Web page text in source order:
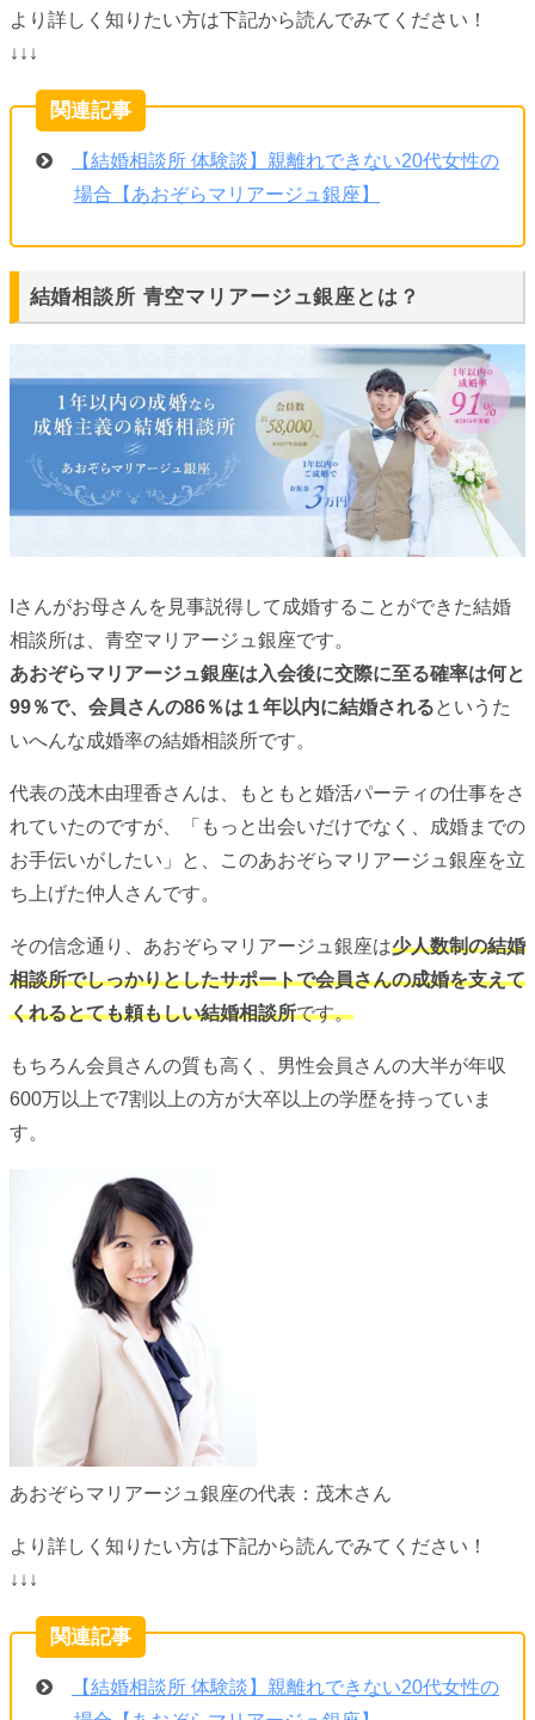
より詳しく知りたい方は下記から読んでみてください！
↓↓↓
【結婚相談所 体験談】親離れできない20代女性の
場合【あおぞらマリアージュ銀座】
結婚相談所 青空マリアージュ銀座とは？
Iさんがお母さんを見事説得して成婚することができた結婚
相談所は、青空マリアージュ銀座です。
あおぞらマリアージュ銀座は入会後に交際に至る確率は何と
99％で、会員さんの86％は１年以内に結婚されるというた
いへんな成婚率の結婚相談所です。
代表の茂木由理香さんは、もともと婚活パーティの仕事をさ
れていたのですが、「もっと出会いだけでなく、成婚までの
お手伝いがしたい」と、このあおぞらマリアージュ銀座を立
ち上げた仲人さんです。
その信念通り、あおぞらマリアージュ銀座は少人数制の結婚
相談所でしっかりとしたサポートで会員さんの成婚を支えて
くれるとても頼もしい結婚相談所です。
もちろん会員さんの質も高く、男性会員さんの大半が年収
600万以上で7割以上の方が大卒以上の学歴を持っていま
す。
あおぞらマリアージュ銀座の代表：茂木さん
より詳しく知りたい方は下記から読んでみてください！
↓↓↓
【結婚相談所 体験談】親離れできない20代女性の